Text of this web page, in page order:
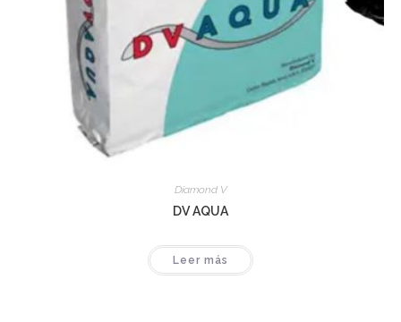
Diamond V
DV AQUA
Leer más